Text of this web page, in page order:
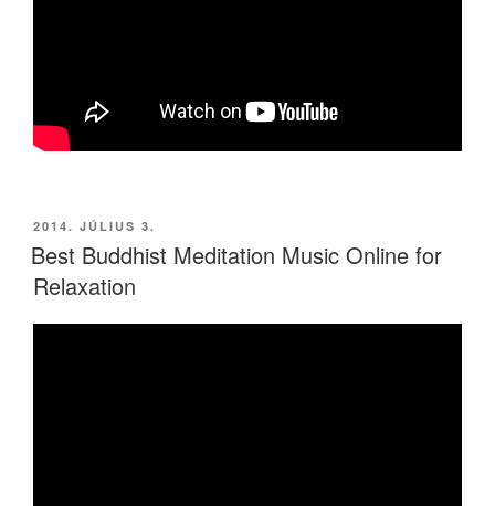
BEKÜLDVE:
2014. JÚLIUS 3.
Best Buddhist Meditation Music Online for
Relaxation